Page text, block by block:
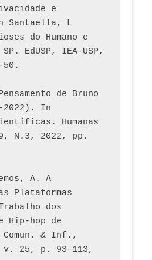
e
Santaella, L
do Humano e
EdUSP, IEA-USP,
50.
de Bruno
2022). In
Humanas
N.3, 2022, pp.
A. A
Plataformas
dos
Hip-hop de
& Inf.,
v. 25, p. 93-113,